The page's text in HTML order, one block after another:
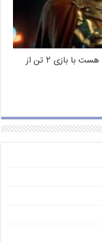
فیلم معجون زمان محصول سال ۲۰۰۱ فرانسه هست با بازی ۲ تن از